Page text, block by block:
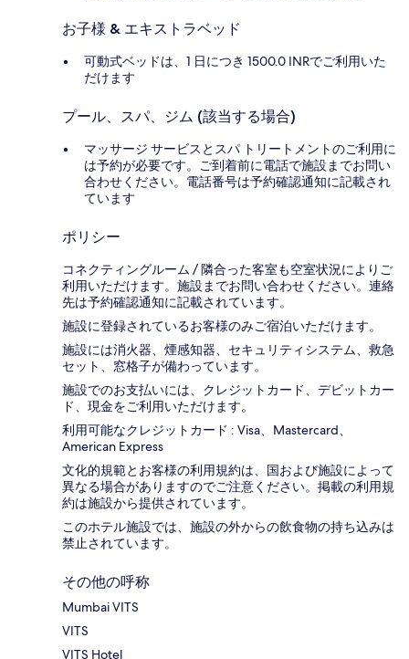
お子様 & エキストラベッド
可動式ベッドは、1 日につき 1500.0 INRでご利用いた
だけます
プール、スパ、ジム (該当する場合)
マッサージ サービスとスパ トリートメントのご利用に
は予約が必要です。ご到着前に電話で施設までお問い
合わせください。電話番号は予約確認通知に記載され
ています
ポリシー
コネクティングルーム / 隣合った客室も空室状況によりご
利用いただけます。施設までお問い合わせください。連絡
先は予約確認通知に記載されています。
施設に登録されているお客様のみご宿泊いただけます。
施設には消火器、煙感知器、セキュリティシステム、救急
セット、窓格子が備わっています。
施設でのお支払いには、クレジットカード、デビットカー
ド、現金をご利用いただけます。
利用可能なクレジットカード : Visa、Mastercard、
American Express
文化的規範とお客様の利用規約は、国および施設によって
異なる場合がありますのでご注意ください。掲載の利用規
約は施設から提供されています。
このホテル施設では、施設の外からの飲食物の持ち込みは
禁止されています。
その他の呼称
Mumbai VITS
VITS
VITS Hotel